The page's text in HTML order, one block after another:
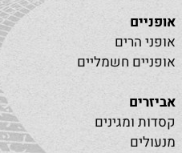
אופניים
אופני הרים
אופניים חשמליים
אביזרים
קסדות ומגינים
מנעולים